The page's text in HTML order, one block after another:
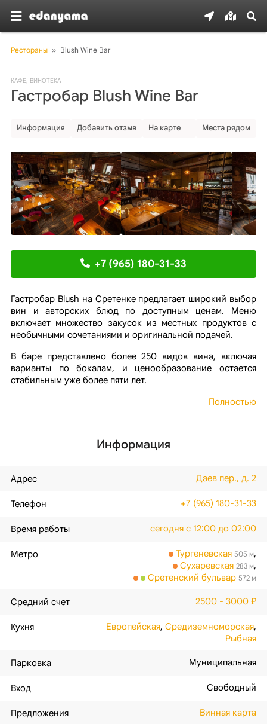
Рестораны » Blush Wine Bar
КАФЕ, ВИНОТЕКА
Гастробар Blush Wine Bar
Информация Добавить отзыв На карте Места рядом
+7 (965) 180-31-33
Гастробар Blush на Сретенке предлагает широкий выбор
вин и авторских блюд по доступным ценам. Меню
включает множество закусок из местных продуктов с
необычными сочетаниями и оригинальной подачей.
В баре представлено более 250 видов вина, включая
варианты по бокалам, и ценообразование остается
стабильным уже более пяти лет.
Полностью
Информация
Адрес Даев пер., д. 2
Телефон +7 (965) 180-31-33
Время работы сегодня с 12:00 до 02:00
Метро Тургеневская 505 м,
Сухаревская 283 м,
Сретенский бульвар 572 м
Средний счет 2500 - 3000 ₽
Кухня Европейская,Средиземноморская,
Рыбная
Парковка Муниципальная
Вход Свободный
Предложения Винная карта